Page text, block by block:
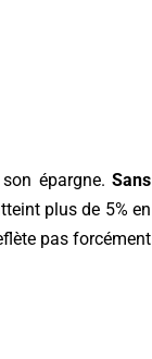
épargne. Sans
plus de 5% en
pas forcément